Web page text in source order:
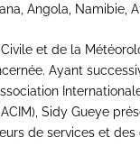
Angola,
Civile et de la
Ayant
Sidy Gueye
de services et